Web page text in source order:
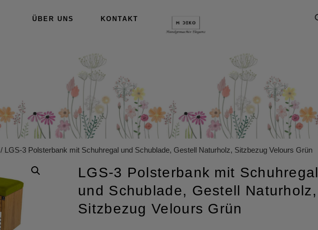
ÜBER UNS KONTAKT
/ LGS-3 Polsterbank mit Schuhregal und Schublade, Gestell Naturholz, Sitzbezug Velours Grün
LGS-3 Polsterbank mit Schuhregal
und Schublade, Gestell Naturholz,
Sitzbezug Velours Grün